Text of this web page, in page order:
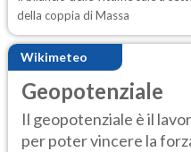
della coppia di Massa
Wikimeteo
Geopotenziale
Il geopotenziale è il
per poter vincere la